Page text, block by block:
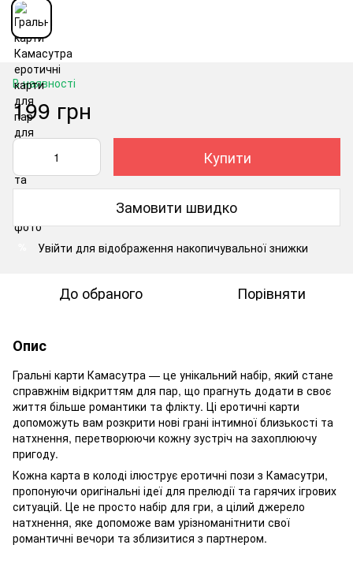
В наявності
199 грн
Купити
Замовити швидко
Увійти для відображення накопичувальної знижки
До обраного Порівняти
Опис
Гральні карти Камасутра — це унікальний набір, який стане
справжнім відкриттям для пар, що прагнуть додати в своє
життя більше романтики та флікту. Ці еротичні карти
допоможуть вам розкрити нові грані інтимної близькості та
натхнення, перетворюючи кожну зустріч на захоплюючу
пригоду.
Кожна карта в колоді ілюструє еротичні пози з Камасутри,
пропонуючи оригінальні ідеї для прелюдії та гарячих ігрових
ситуацій. Це не просто набір для гри, а цілий джерело
натхнення, яке допоможе вам урізноманітнити свої
романтичні вечори та зблизитися з партнером.